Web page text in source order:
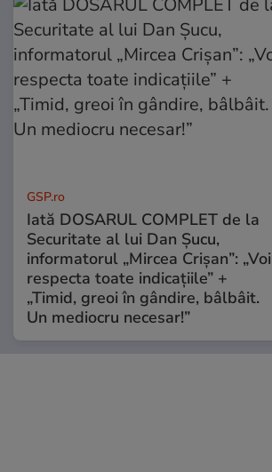
GSP.ro
Iată DOSARUL COMPLET de la
Securitate al lui Dan Șucu,
informatorul „Mircea Crișan”: „Voi
respecta toate indicațiile” +
„Timid, greoi în gândire, bâlbâit.
Un mediocru necesar!”